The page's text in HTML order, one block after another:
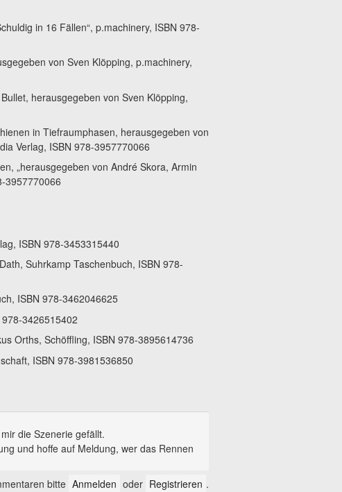
in 16 Fällen“, p.machinery, ISBN 978-
von Sven Klöpping, p.machinery,
herausgegeben von Sven Klöpping,
in Tiefraumphasen, herausgegeben von
Verlag, ISBN 978-3957770066
„herausgegeben von André Skora, Armin
3957770066
ISBN 978-3453315440
Suhrkamp Taschenbuch, ISBN 978-
ISBN 978-3462046625
3426515402
Orths, Schöffling, ISBN 978-3895614736
ISBN 978-3981536850
die Szenerie gefällt.
und hoffe auf Meldung, wer das Rennen
bitte Anmelden oder Registrieren .